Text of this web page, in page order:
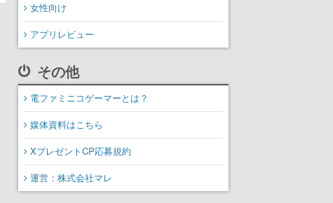
女性向け
アプリレビュー
その他
電ファミニコゲーマーとは？
媒体資料はこちら
XプレゼントCP応募規約
運営：株式会社マレ